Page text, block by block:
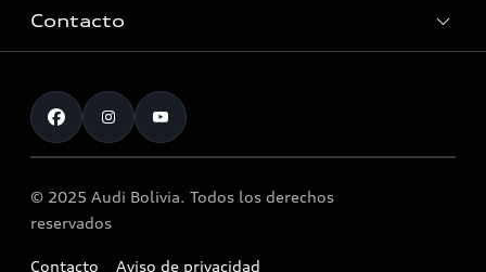
Audi Innovación
Tecnologia quattro®
Audi Motorsport
Noticias
Servicio Post Venta
Citas
Actividad de Servicio
Llamado a revisión airbag Takata
Contacto
Atención al cliente
© 2025 Audi Bolivia. Todos los derechos
reservados
Contacto Aviso de privacidad